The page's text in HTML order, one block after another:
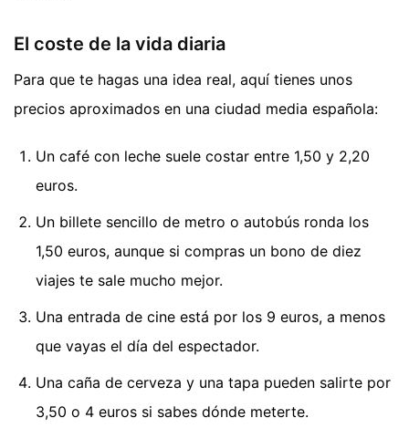
El coste de la vida diaria
Para que te hagas una idea real, aquí tienes unos
precios aproximados en una ciudad media española:
Un café con leche suele costar entre 1,50 y 2,20
euros.
Un billete sencillo de metro o autobús ronda los
1,50 euros, aunque si compras un bono de diez
viajes te sale mucho mejor.
Una entrada de cine está por los 9 euros, a menos
que vayas el día del espectador.
Una caña de cerveza y una tapa pueden salirte por
3,50 o 4 euros si sabes dónde meterte.